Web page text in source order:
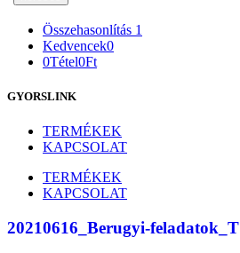
Összehasonlítás 1
Kedvencek0
0Tétel0Ft
GYORSLINK
TERMÉKEK
KAPCSOLAT
TERMÉKEK
KAPCSOLAT
20210616_Berugyi-feladatok_T